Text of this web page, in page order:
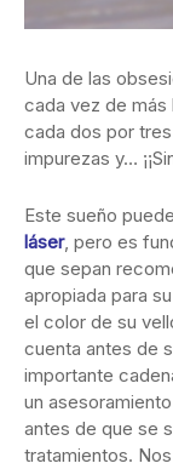
Una de las
cada vez de más
cada dos por
impurezas y…
Este sueño
láser, pero es
que sepan
apropiada para
el color de su
cuenta antes de
importante
un
antes de que se
tratamientos.